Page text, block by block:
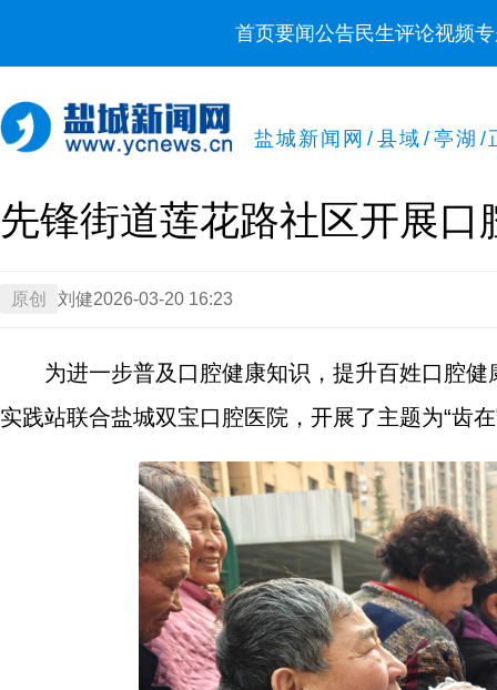
首页要闻公告民生评论视频
盐城新闻网 / 县域 / 亭湖 /
先锋街道莲花路社区开展口
原创 刘健2026-03-20 16:23
为进一步普及口腔健康知识，提升百姓口腔
实践站联合盐城双宝口腔医院，开展了主题为“齿